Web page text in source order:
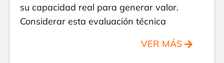
su capacidad real para generar valor.
Considerar esta evaluación técnica
VER MÁS